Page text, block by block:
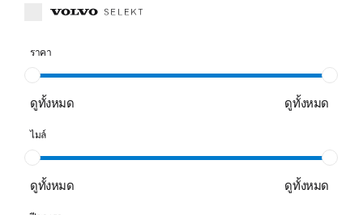
ราคา
ดูทั้งหมด ดูทั้งหมด
ไมล์
ดูทั้งหมด ดูทั้งหมด